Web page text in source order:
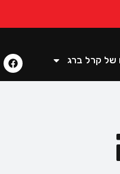
של קרל ברג